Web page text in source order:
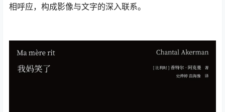
相呼应，构成影像与文字的深入联系。